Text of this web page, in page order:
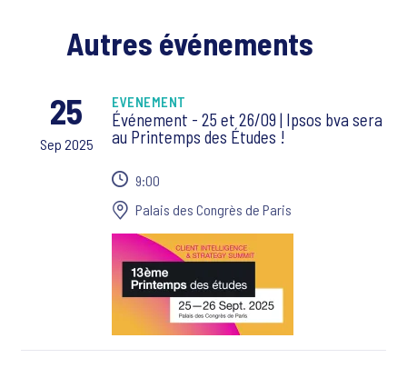
Autres événements
25
Sep 2025
EVENEMENT
Événement - 25 et 26/09 | Ipsos bva sera
au Printemps des Études !
9:00
Palais des Congrès de Paris